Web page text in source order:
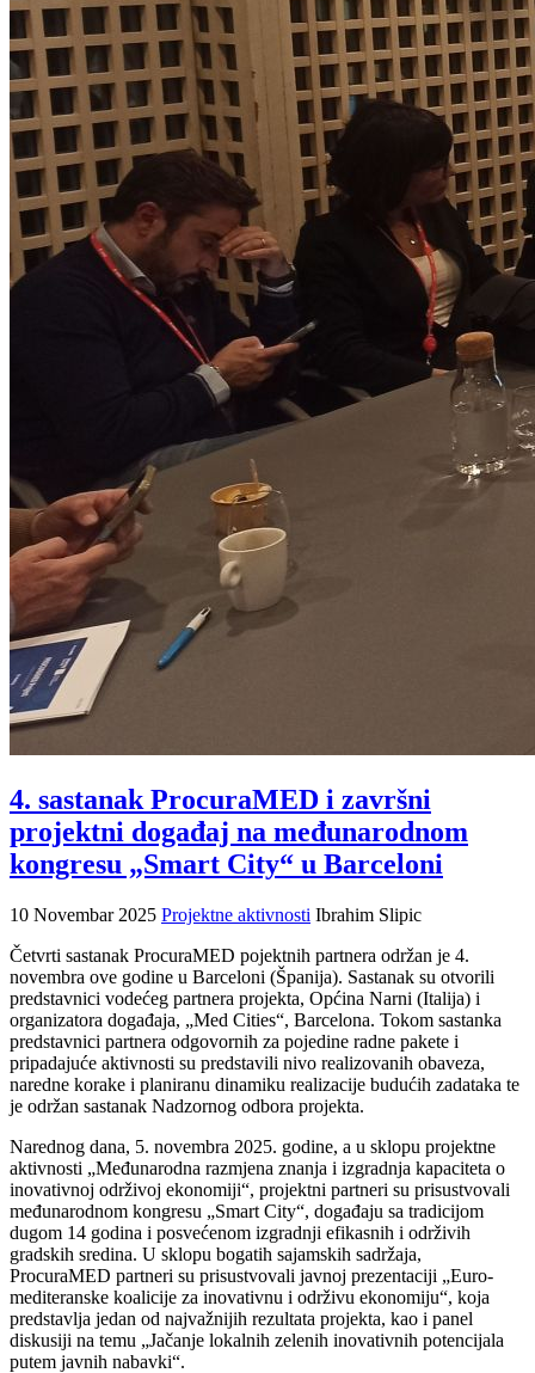
4. sastanak ProcuraMED i završni
projektni događaj na međunarodnom
kongresu „Smart City“ u Barceloni
10 Novembar 2025 Projektne aktivnosti Ibrahim Slipic
Četvrti sastanak ProcuraMED pojektnih partnera održan je 4.
novembra ove godine u Barceloni (Španija). Sastanak su otvorili
predstavnici vodećeg partnera projekta, Općina Narni (Italija) i
organizatora događaja, „Med Cities“, Barcelona. Tokom sastanka
predstavnici partnera odgovornih za pojedine radne pakete i
pripadajuće aktivnosti su predstavili nivo realizovanih obaveza,
naredne korake i planiranu dinamiku realizacije budućih zadataka te
je održan sastanak Nadzornog odbora projekta.
Narednog dana, 5. novembra 2025. godine, a u sklopu projektne
aktivnosti „Međunarodna razmjena znanja i izgradnja kapaciteta o
inovativnoj održivoj ekonomiji“, projektni partneri su prisustvovali
međunarodnom kongresu „Smart City“, događaju sa tradicijom
dugom 14 godina i posvećenom izgradnji efikasnih i održivih
gradskih sredina. U sklopu bogatih sajamskih sadržaja,
ProcuraMED partneri su prisustvovali javnoj prezentaciji „Euro-
mediteranske koalicije za inovativnu i održivu ekonomiju“, koja
predstavlja jedan od najvažnijih rezultata projekta, kao i panel
diskusiji na temu „Jačanje lokalnih zelenih inovativnih potencijala
putem javnih nabavki“.